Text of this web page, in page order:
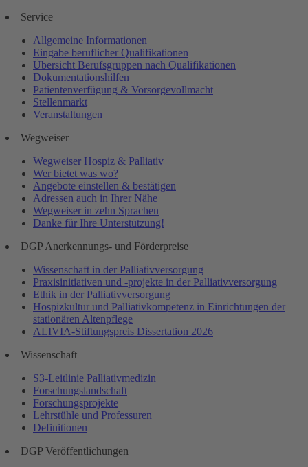
Service
Allgemeine Informationen
Eingabe beruflicher Qualifikationen
Übersicht Berufsgruppen nach Qualifikationen
Dokumentationshilfen
Patientenverfügung & Vorsorgevollmacht
Stellenmarkt
Veranstaltungen
Wegweiser
Wegweiser Hospiz & Palliativ
Wer bietet was wo?
Angebote einstellen & bestätigen
Adressen auch in Ihrer Nähe
Wegweiser in zehn Sprachen
Danke für Ihre Unterstützung!
DGP Anerkennungs- und Förderpreise
Wissenschaft in der Palliativversorgung
Praxisinitiativen und -projekte in der Palliativversorgung
Ethik in der Palliativversorgung
Hospizkultur und Palliativkompetenz in Einrichtungen der
stationären Altenpflege
ALIVIA-Stiftungspreis Dissertation 2026
Wissenschaft
S3-Leitlinie Palliativmedizin
Forschungslandschaft
Forschungsprojekte
Lehrstühle und Professuren
Definitionen
DGP Veröffentlichungen